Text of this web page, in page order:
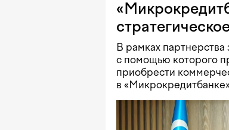
В рамках
с помощью которого
приобрести
в